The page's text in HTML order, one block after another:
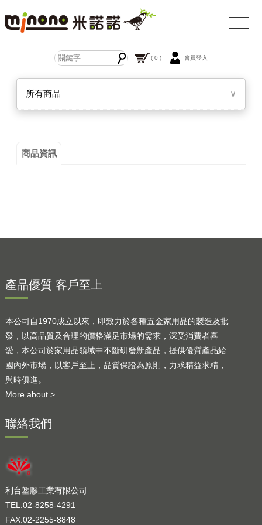
( 0 ) 會員登入
所有商品 ∨
商品資訊
產品優質 客戶至上
本公司自1970成立以來，即致力於各種五金家用品的製造及批
發，以高品質及合理的價格滿足市場的需求，深受消費者喜
愛，本公司於家用品領域中不斷研發新產品，提供優質產品給
國內外市場，以客戶至上，品質保證為原則，力求精益求精，
與時俱進。
More about >
聯絡我們
利台塑膠工業有限公司
TEL.02-8258-4291
FAX.02-2255-8848